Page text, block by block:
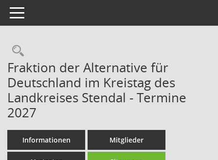
Toggle navigation
Rechercheauswahl
Fraktion der Alternative für
Deutschland im Kreistag des
Landkreises Stendal - Termine
2027
Informationen Mitglieder